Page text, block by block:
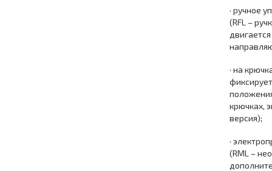
· ручное
(RFL –
· на
крючках,
версия);
·
(RML –